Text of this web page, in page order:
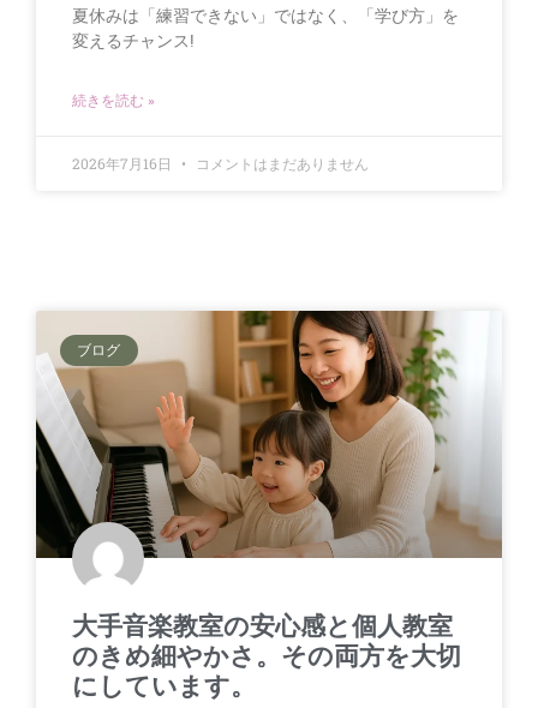
夏休みは「練習できない」ではなく、「学び方」を
変えるチャンス!
続きを読む »
2026年7月16日 コメントはまだありません
ブログ
大手音楽教室の安心感と個人教室
のきめ細やかさ。その両方を大切
にしています。